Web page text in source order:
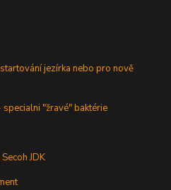
jezírka nebo pro nově
"žravé" baktérie
JDK